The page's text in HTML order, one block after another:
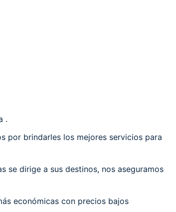
.
por brindarles los mejores servicios para
se dirige a sus destinos, nos aseguramos
económicas con precios bajos